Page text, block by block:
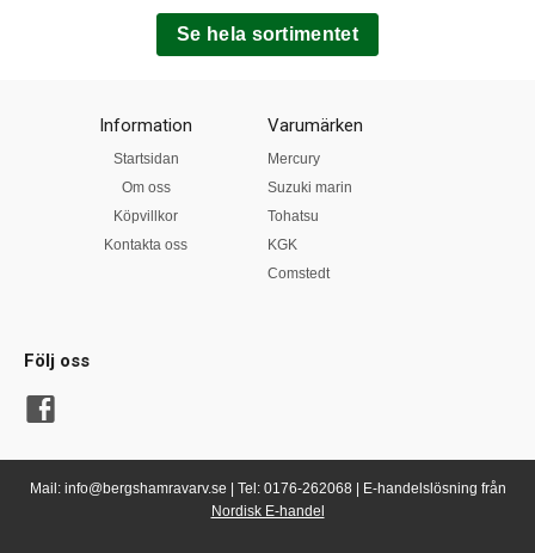
Se hela sortimentet
Information
Startsidan
Om oss
Köpvillkor
Kontakta oss
Varumärken
Mercury
Suzuki marin
Tohatsu
KGK
Comstedt
Följ oss
Mail: info@bergshamravarv.se | Tel: 0176-262068 | E-handelslösning från
Nordisk E-handel